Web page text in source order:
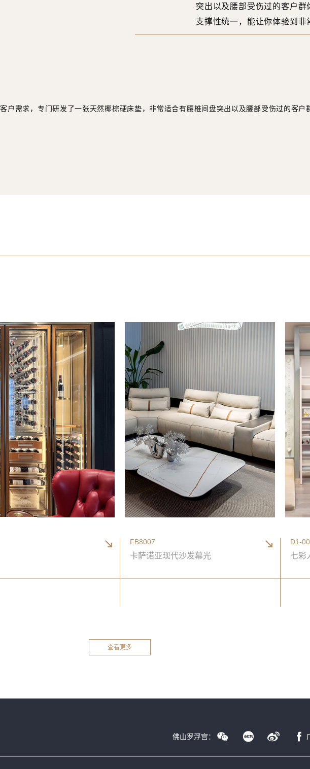
突出以及腰部受伤过的客户
支撑性统一，能让你体验到非
户需求，专门研发了一张天然椰棕硬床垫，非常适合有腰椎间盘突出以及腰部受伤过的客
FB8007
卡萨诺亚现代沙发幕光
D1-
七彩
查看更多
佛山罗浮宫：